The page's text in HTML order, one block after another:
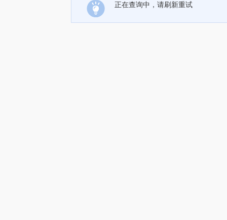
正在查询中，请刷新重试